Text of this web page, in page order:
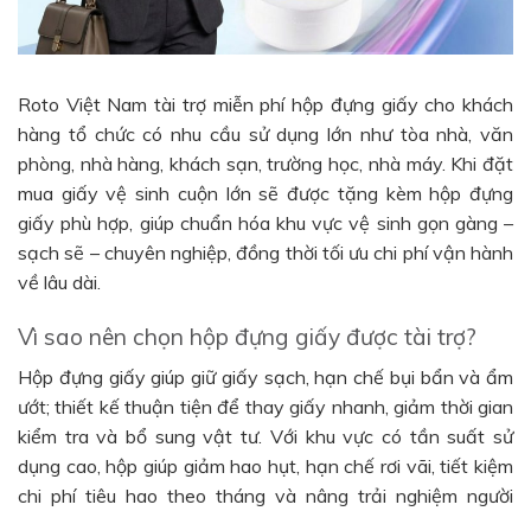
Roto Việt Nam tài trợ miễn phí hộp đựng giấy cho khách
hàng tổ chức có nhu cầu sử dụng lớn như tòa nhà, văn
phòng, nhà hàng, khách sạn, trường học, nhà máy. Khi đặt
mua giấy vệ sinh cuộn lớn sẽ được tặng kèm hộp đựng
giấy phù hợp, giúp chuẩn hóa khu vực vệ sinh gọn gàng –
sạch sẽ – chuyên nghiệp, đồng thời tối ưu chi phí vận hành
về lâu dài.
Vì sao nên chọn hộp đựng giấy được tài trợ?
Hộp đựng giấy giúp giữ giấy sạch, hạn chế bụi bẩn và ẩm
ướt; thiết kế thuận tiện để thay giấy nhanh, giảm thời gian
kiểm tra và bổ sung vật tư. Với khu vực có tần suất sử
dụng cao, hộp giúp giảm hao hụt, hạn chế rơi vãi, tiết kiệm
chi phí tiêu hao theo tháng và nâng trải nghiệm người